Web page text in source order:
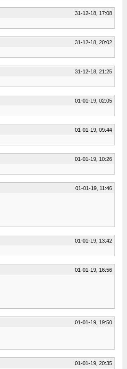
31-12-18, 17:08
31-12-18, 20:02
31-12-18, 21:25
01-01-19, 02:05
01-01-19, 09:44
01-01-19, 10:26
01-01-19, 11:46
01-01-19, 13:42
01-01-19, 16:56
01-01-19, 19:50
01-01-19, 20:35